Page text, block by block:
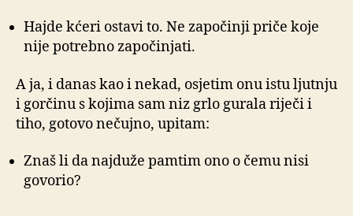
Hajde kćeri ostavi to. Ne započinji priče koje
nije potrebno započinjati.
A ja, i danas kao i nekad, osjetim onu istu ljutnju
i gorčinu s kojima sam niz grlo gurala riječi i
tiho, gotovo nečujno, upitam:
Znaš li da najduže pamtim ono o čemu nisi
govorio?